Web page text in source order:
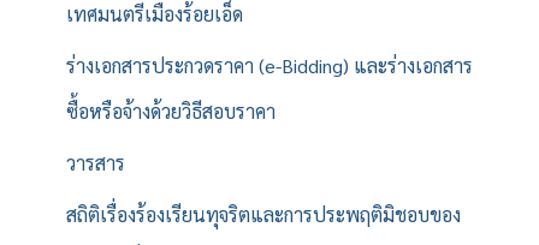
เทศมนตรีเมืองร้อยเอ็ด
ร่างเอกสารประกวดราคา (e-Bidding) และร่างเอกสาร
ซื้อหรือจ้างด้วยวิธีสอบราคา
วารสาร
สถิติเรื่องร้องเรียนทุจริตและการประพฤติมิชอบของ